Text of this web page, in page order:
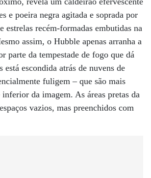
e poeira negra agitada e soprada por
estrelas recém-formadas embutidas na
assim, o Hubble apenas arranha a
parte da tempestade de fogo que dá
está escondida atrás de nuvens de
fuligem – que são mais
inferior da imagem. As áreas pretas da
vazios, mas preenchidos com